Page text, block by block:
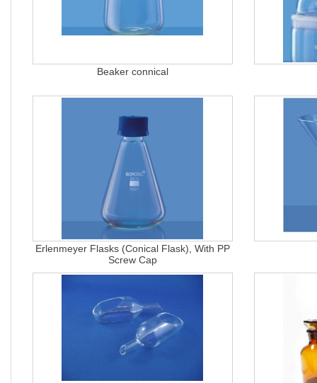
Beaker connical
Erlenmeyer Flasks (Conical Flask), With PP
Screw Cap